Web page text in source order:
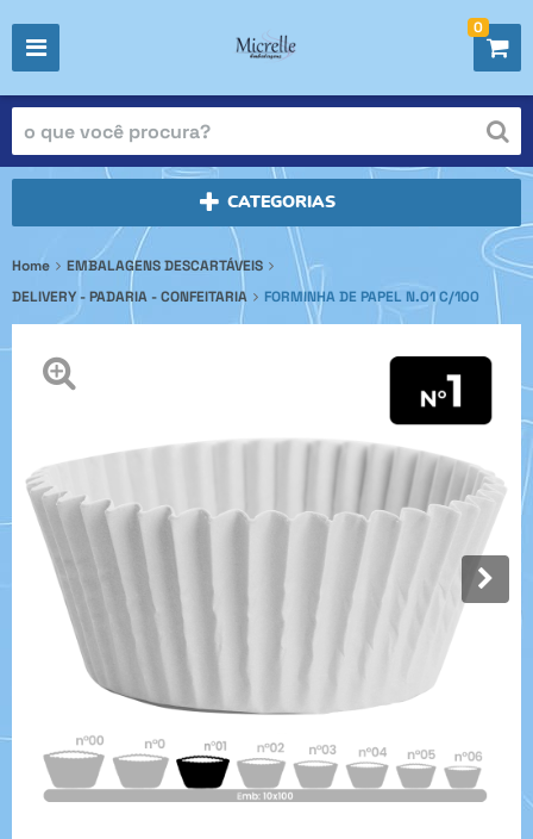
0
CATEGORIAS
Home
EMBALAGENS DESCARTÁVEIS
DELIVERY - PADARIA - CONFEITARIA
FORMINHA DE PAPEL N.01 C/100